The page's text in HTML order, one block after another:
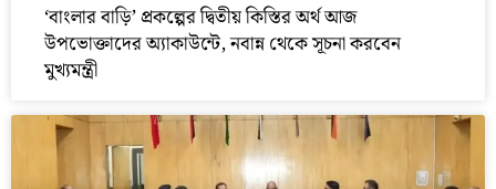
‘বাংলার বাড়ি’ প্রকল্পের দ্বিতীয় কিস্তির অর্থ আজ
উপভোক্তাদের অ্যাকাউন্টে, নবান্ন থেকে সূচনা করবেন
মুখ্যমন্ত্রী